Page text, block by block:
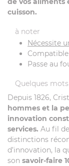
cuisson.
à noter
Nécessite
Passe au
Quelques
Depuis 1826,
hommes et la
innovation
services. Au fil
distinctions
d’innovation, la
son savoir-faire